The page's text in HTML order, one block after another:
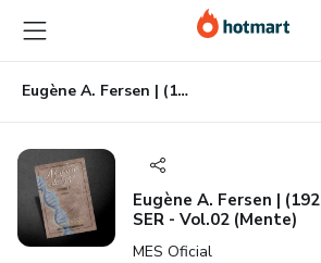
para
o
conteúdo
principal
para
o
pagamento
para
o
rodapé
Eugène A. Fersen | (1927) A CIÊNCIA DO SER - Vol.02 (Mente)
Eugène A. Fersen | (1927) A CIÊNCIA DO
SER - Vol.02 (Mente)
MES Oficial